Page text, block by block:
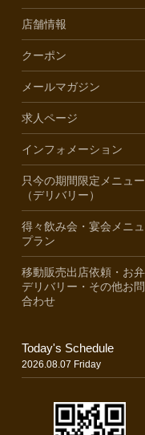
店舗情報
クーポン
メールマガジン
求人ページ
インフォメーション
只今の期間限定メニュー
（デリバリー）
得々飲み会・宴会メニ
プラン
移動販売出店依頼・お
デリバリー・その他お
合わせ
Today's Schedule
2026.08.07 Friday